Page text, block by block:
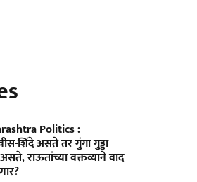
Politics :
शिंदे असते तर गुंगा गुड्डा
राऊतांच्या वक्तव्याने वाद